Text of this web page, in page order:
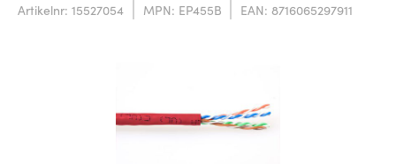
Artikelnr: 15527054 MPN: EP455B EAN: 8716065297911